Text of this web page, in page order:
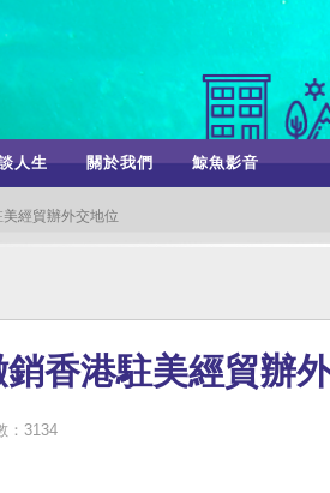
人生 關於我們 鯨魚影音
經貿辦外交地位
香港駐美經貿辦
：3134